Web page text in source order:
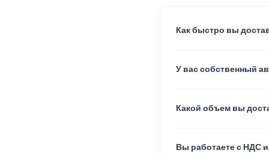
Как быстро вы
У вас собственный
Какой объем вы
Вы работаете с НДС